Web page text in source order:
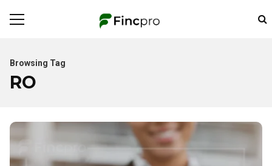
Browsing Tag
RO